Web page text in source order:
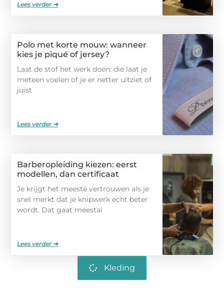
Lees verder ➜
Polo met korte mouw: wanneer
kies je piqué of jersey?
Laat de stof het werk doen: die laat je
meteen voelen of je er netter uitziet of
juist
Lees verder ➜
Barberopleiding kiezen: eerst
modellen, dan certificaat
Je krijgt het meeste vertrouwen als je
snel merkt dat je knipwerk echt beter
wordt. Dat gaat meestal
Lees verder ➜
Kleding